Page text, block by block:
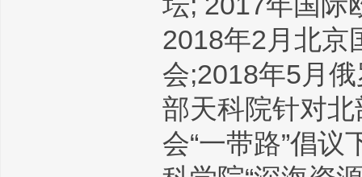
2018年2月北京
会;2018年5月
部天科院针对
会“一带路”倡